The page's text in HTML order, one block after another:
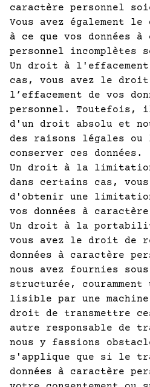
caractère personnel
Vous avez également le
à ce que vos données à
personnel incomplètes
Un droit à
cas, vous avez le
l’effacement de vos
personnel. Toutefois,
d'un droit absolu et
des raisons légales ou
conserver ces données.
Un droit à la
dans certains cas,
d'obtenir une
vos données à
Un droit à la
vous avez le droit de
données à caractère
nous avez fournies
structurée,
lisible par une
droit de transmettre
autre responsable de
nous y fassions
s'applique que si le
données à caractère